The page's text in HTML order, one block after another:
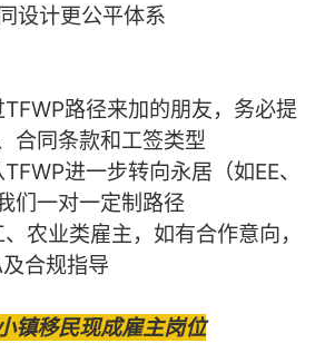
设计更公平体系
路径来加的朋友，务必提
合同条款和工签类型
进一步转向永居（如EE、
们一对一定制路径
农业类雇主，如有合作意向，
合规指导
镇移民现成雇主岗位